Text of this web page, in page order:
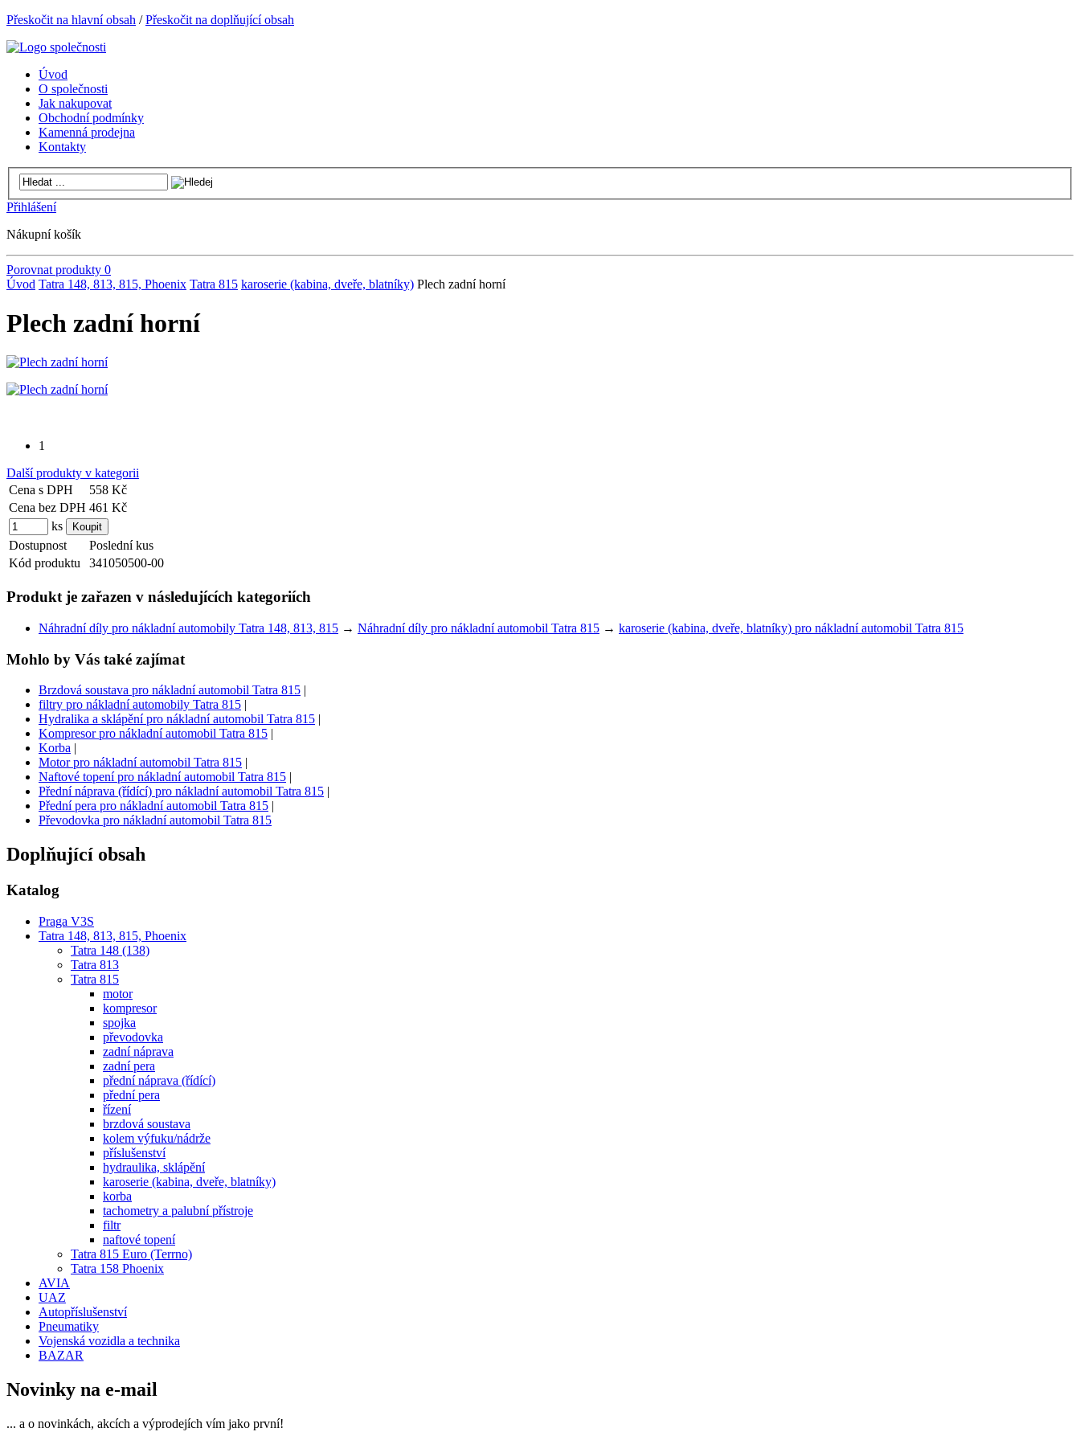
Přeskočit na hlavní obsah /Přeskočit na doplňující obsah
Úvod
O společnosti
Jak nakupovat
Obchodní podmínky
Kamenná prodejna
Kontakty
Přihlášení
Nákupní košík
Porovnat produkty 0
Úvod Tatra 148, 813, 815, Phoenix Tatra 815 karoserie (kabina, dveře, blatníky) Plech zadní horní
Plech zadní horní
1
Další produkty v kategorii
Cena s DPH
558 Kč
Cena bez DPH 461 Kč
ks
Dostupnost
Poslední kus
Kód produktu
341050500-00
Produkt je zařazen v následujících kategoriích
Náhradní díly pro nákladní automobily Tatra 148, 813, 815 → Náhradní díly pro nákladní automobil Tatra 815 → karoserie (kabina, dveře, blatníky) pro nákladní automobil Tatra 815
Mohlo by Vás také zajímat
Brzdová soustava pro nákladní automobil Tatra 815 |
filtry pro nákladní automobily Tatra 815 |
Hydralika a sklápění pro nákladní automobil Tatra 815 |
Kompresor pro nákladní automobil Tatra 815 |
Korba |
Motor pro nákladní automobil Tatra 815 |
Naftové topení pro nákladní automobil Tatra 815 |
Přední náprava (řídící) pro nákladní automobil Tatra 815 |
Přední pera pro nákladní automobil Tatra 815 |
Převodovka pro nákladní automobil Tatra 815
Doplňující obsah
Katalog
Praga V3S
Tatra 148, 813, 815, Phoenix
Tatra 148 (138)
Tatra 813
Tatra 815
motor
kompresor
spojka
převodovka
zadní náprava
zadní pera
přední náprava (řídící)
přední pera
řízení
brzdová soustava
kolem výfuku/nádrže
příslušenství
hydraulika, sklápění
karoserie (kabina, dveře, blatníky)
korba
tachometry a palubní přístroje
filtr
naftové topení
Tatra 815 Euro (Terrno)
Tatra 158 Phoenix
AVIA
UAZ
Autopříslušenství
Pneumatiky
Vojenská vozidla a technika
BAZAR
Novinky na e-mail
... a o novinkách, akcích a výprodejích vím jako první!